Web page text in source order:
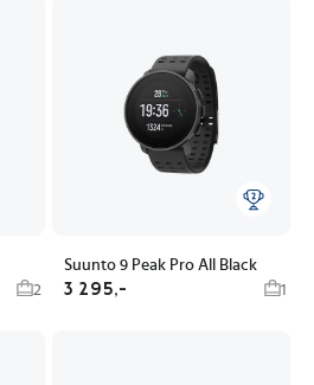
2
Suunto 9 Peak Pro All Black
3 295,- 1